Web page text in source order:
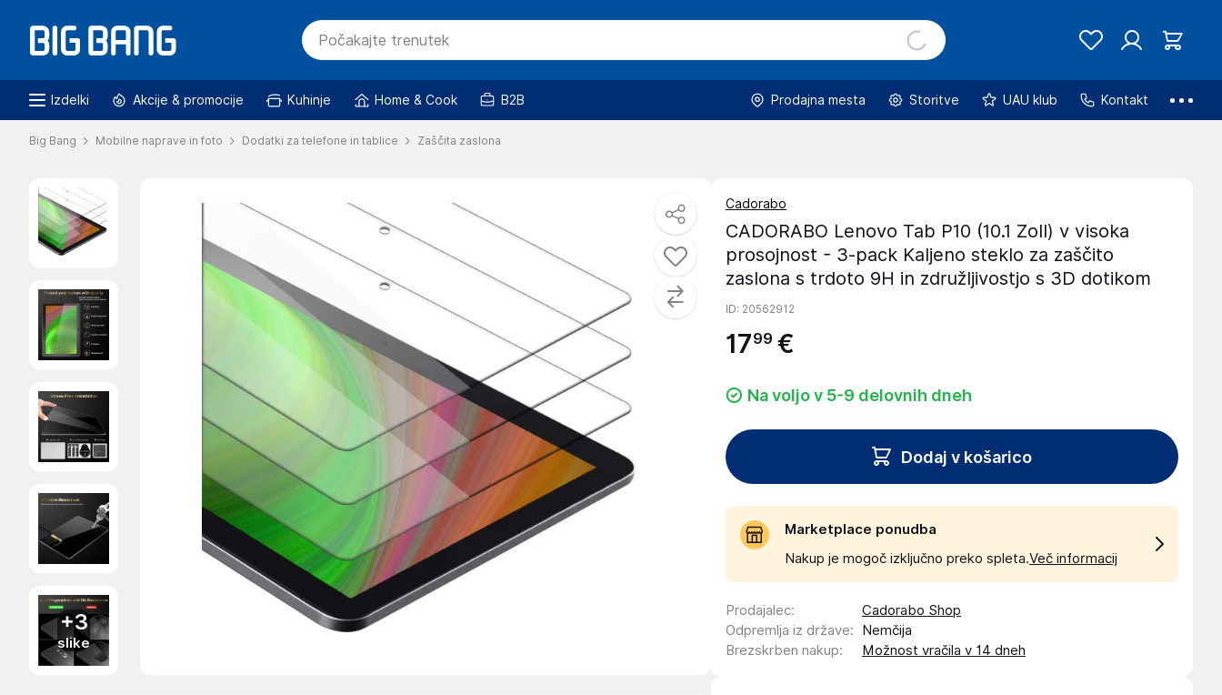
Izdelki Akcije & promocije Kuhinje Home & Cook B2B Prodajna mesta Storitve UAU klub Kontakt
Big Bang Mobilne naprave in foto Dodatki za telefone in tablice Zaščita zaslona
+3
slike
Cadorabo
CADORABO Lenovo Tab P10 (10.1 Zoll) v visoka
prosojnost - 3-pack Kaljeno steklo za zaščito
zaslona s trdoto 9H in združljivostjo s 3D dotikom
ID: 20562912
1799 €
Na voljo v 5-9 delovnih dneh
Dodaj v košarico
Marketplace ponudba
Nakup je mogoč izključno preko spleta.Več informacij
Prodajalec:
Cadorabo Shop
Odpremlja iz države:
Nemčija
Brezskrben nakup: Možnost vračila v 14 dneh